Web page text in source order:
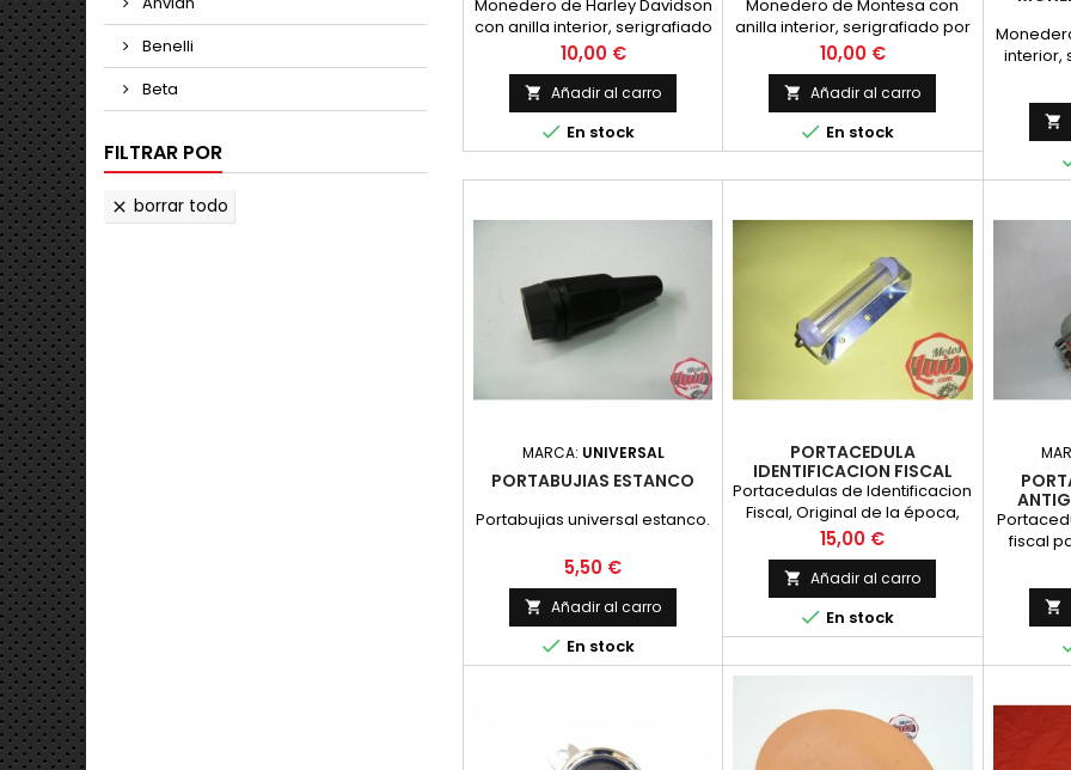
Benelli
Beta
FILTRAR POR
 borrar todo
Monedero de Harley Davidson
con anilla interior, serigrafiado
por una cara.
Precio
10,00 €
 Añadir al carro
 En stock
Monedero de Montesa con
anilla interior, serigrafiado por
una sola cara, con el
anagrama de monte
Precio
10,00 €
 Añadir al carro
 En stock
interior,
dos

MARCA: UNIVERSAL
PORTABUJIAS ESTANCO
Portabujias universal estanco.
Precio
5,50 €
 Añadir al carro
 En stock
PORTACEDULA
IDENTIFICACION FISCAL
ANTIGUO
Portacedulas de Identificacion
Fiscal, Original de la época,
con tornillos de laton y cuerpo
cinc
Precio
15,00 €
 Añadir al carro
 En stock
fiscal
con los
